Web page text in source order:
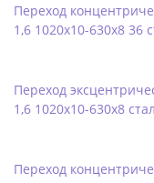
Переход
1,6 1020х10-630х8 36
Переход
1,6 1020х10-630х8
Переход